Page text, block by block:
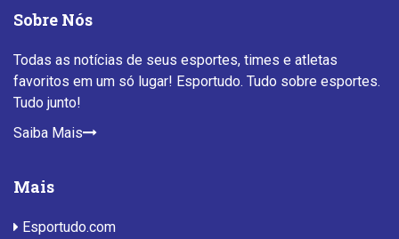
Sobre Nós
Todas as notícias de seus esportes, times e atletas
favoritos em um só lugar! Esportudo. Tudo sobre esportes.
Tudo junto!
Saiba Mais
Mais
Esportudo.com